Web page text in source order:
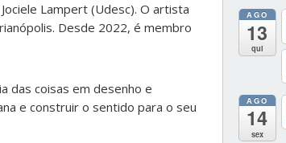
Lampert (Udesc). O artista
Desde 2022, é membro
das coisas em desenho e
e construir o sentido para o seu
AGO
13
qui
AGO
14
sex